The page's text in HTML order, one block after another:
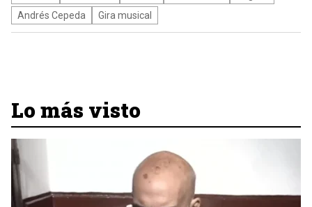
Andrés Cepeda
Gira musical
Lo más visto